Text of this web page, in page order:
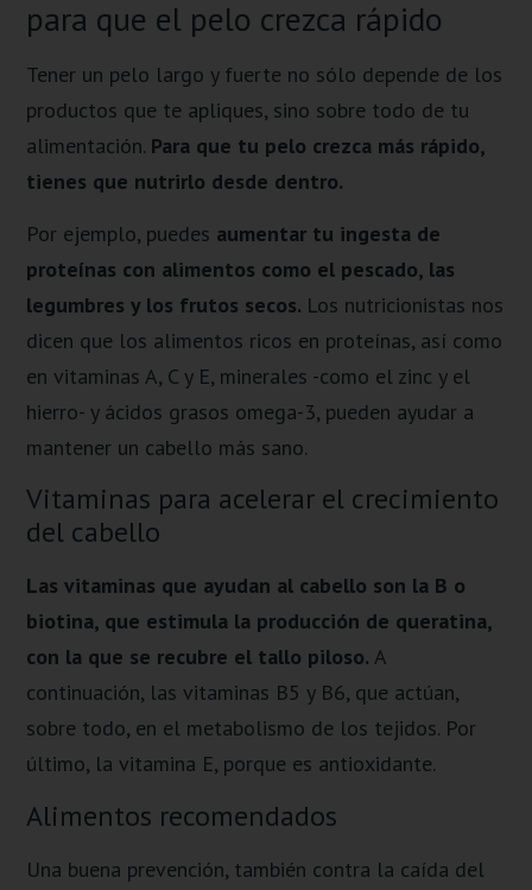
para que el pelo crezca rápido
Tener un pelo largo y fuerte no sólo depende de los
productos que te apliques, sino sobre todo de tu
alimentación. Para que tu pelo crezca más rápido,
tienes que nutrirlo desde dentro.
Por ejemplo, puedes aumentar tu ingesta de
proteínas con alimentos como el pescado, las
legumbres y los frutos secos. Los nutricionistas nos
dicen que los alimentos ricos en proteínas, así como
en vitaminas A, C y E, minerales -como el zinc y el
hierro- y ácidos grasos omega-3, pueden ayudar a
mantener un cabello más sano.
Vitaminas para acelerar el crecimiento
del cabello
Las vitaminas que ayudan al cabello son la B o
biotina, que estimula la producción de queratina,
con la que se recubre el tallo piloso. A
continuación, las vitaminas B5 y B6, que actúan,
sobre todo, en el metabolismo de los tejidos. Por
último, la vitamina E, porque es antioxidante.
Alimentos recomendados
Una buena prevención, también contra la caída del